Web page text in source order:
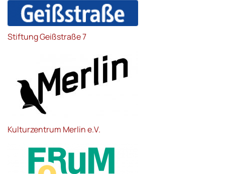
Stiftung Geißstraße 7
Kulturzentrum Merlin e.V.